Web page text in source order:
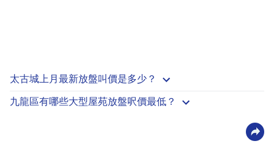
太古城上月最新放盤叫價是多少？
九龍區有哪些大型屋苑放盤呎價最低？